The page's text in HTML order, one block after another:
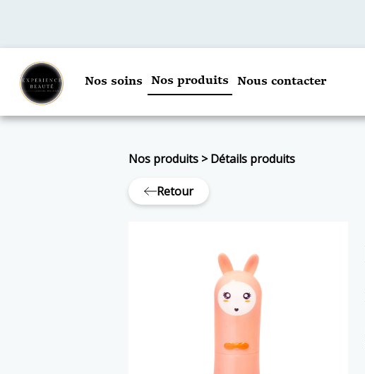
Nos soins Nos produits Nous contacter
Nos produits>Détails produits
Retour